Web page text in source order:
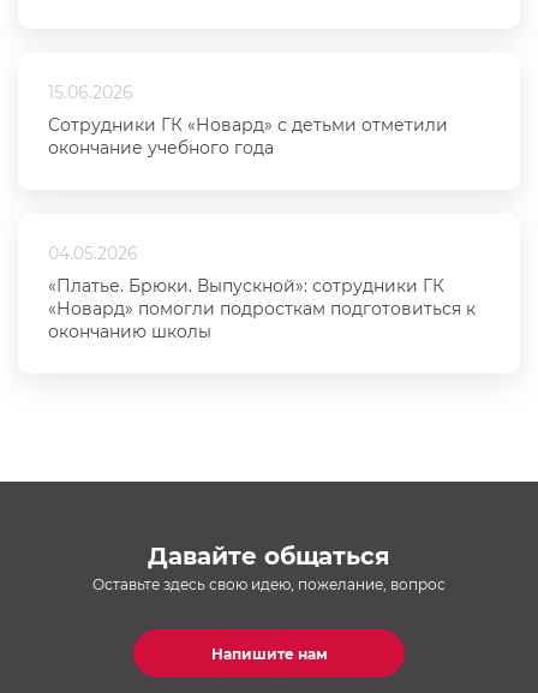
15.06.2026
Сотрудники ГК «Новард» с детьми отметили
окончание учебного года
04.05.2026
«Платье. Брюки. Выпускной»: сотрудники ГК
«Новард» помогли подросткам подготовиться к
окончанию школы
Давайте общаться
Оставьте здесь свою идею, пожелание, вопрос
Напишите нам